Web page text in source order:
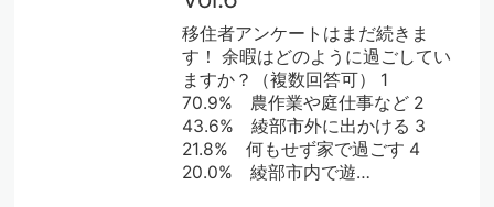
移住者アンケートはまだ続きま
す！ 余暇はどのように過ごしてい
ますか？（複数回答可） 1
70.9% 農作業や庭仕事など 2
43.6% 綾部市外に出かける 3
21.8% 何もせず家で過ごす 4
20.0% 綾部市内で遊…